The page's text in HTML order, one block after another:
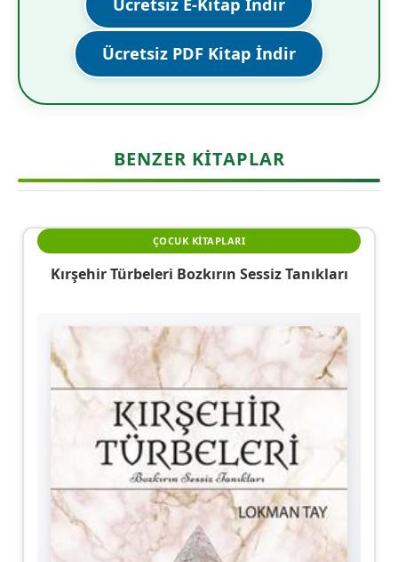
Ücretsiz E-Kitap İndir
Ücretsiz PDF Kitap İndir
BENZER KITAPLAR
ÇOCUK KITAPLARI
Kırşehir Türbeleri Bozkırın Sessiz Tanıkları